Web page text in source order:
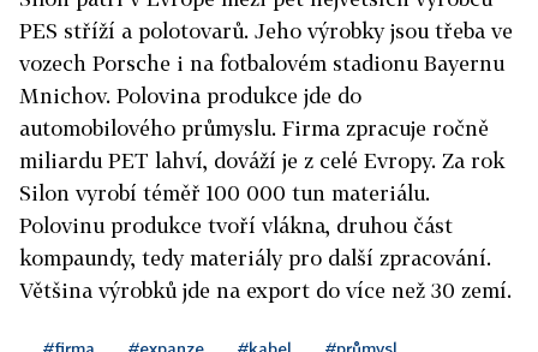
PES stříží a polotovarů. Jeho výrobky jsou třeba ve
vozech Porsche i na fotbalovém stadionu Bayernu
Mnichov. Polovina produkce jde do
automobilového průmyslu. Firma zpracuje ročně
miliardu PET lahví, dováží je z celé Evropy. Za rok
Silon vyrobí téměř 100 000 tun materiálu.
Polovinu produkce tvoří vlákna, druhou část
kompaundy, tedy materiály pro další zpracování.
Většina výrobků jde na export do více než 30 zemí.
#firma #expanze #kabel #průmysl